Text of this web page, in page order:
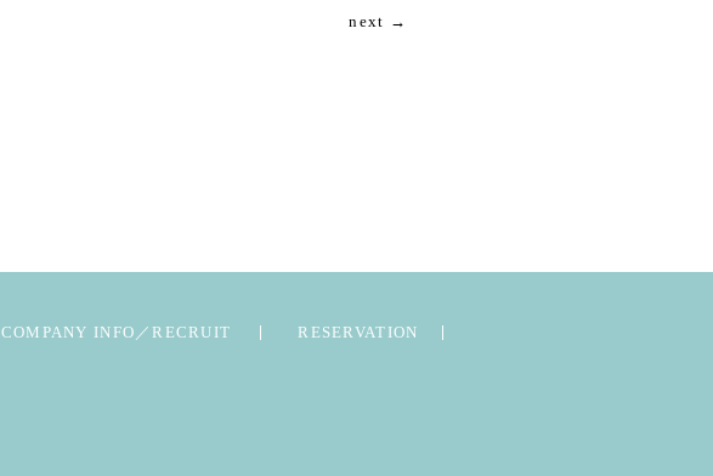
next →
COMPANY INFO／RECRUIT RESERVATION